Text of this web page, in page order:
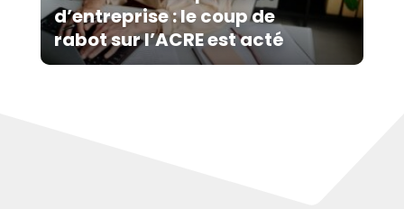
d’entreprise : le coup de
rabot sur l’ACRE est acté